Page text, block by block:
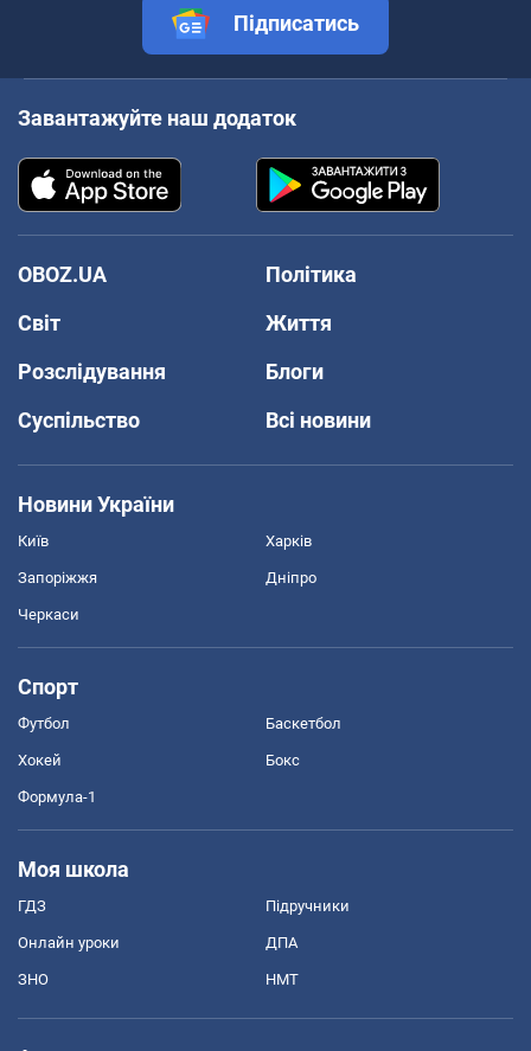
Підписатись
Завантажуйте наш додаток
OBOZ.UA
Політика
Світ
Життя
Розслідування
Блоги
Суспільство
Всі новини
Новини України
Київ Харків
Запоріжжя Дніпро
Черкаси
Спорт
Футбол Баскетбол
Хокей Бокс
Формула-1
Моя школа
ГДЗ Підручники
Онлайн уроки ДПА
ЗНО НМТ